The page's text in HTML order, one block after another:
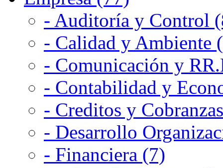
- Auditoría y Control
- Calidad y Ambiente
- Comunicación y
- Contabilidad y
- Creditos y
- Desarrollo
- Financiera (7)